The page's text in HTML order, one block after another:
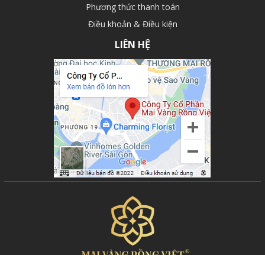
Phương thức thanh toán
Điều khoản & Điều kiện
LIÊN HỆ